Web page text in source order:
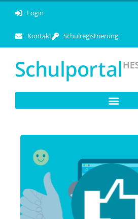
Login
Kontakt Schulregistrierung